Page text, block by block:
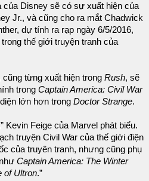
của Disney sẽ có sự xuất hiện của
Jr., và cũng cho ra mắt Chadwick
dự tính ra rạp ngày 6/5/2016,
trong thế giới truyện tranh của
từng xuất hiện trong Rush, sẽ
trong Captain America: Civil War
lớn hơn trong Doctor Strange.
Kevin Feige của Marvel phát biểu.
truyện Civil War của thế giới điện
của truyên tranh, nhưng cũng phụ
Captain America: The Winter
of Ultron.”